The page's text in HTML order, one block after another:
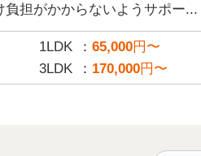
担がかからないようサポー...
1LDK 65,000円〜
3LDK 170,000円〜